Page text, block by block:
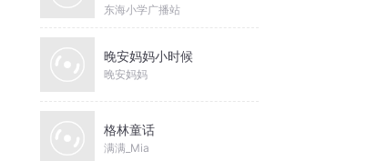
东海小学广播站
晚安妈妈小时候
晚安妈妈
格林童话
满满_Mia